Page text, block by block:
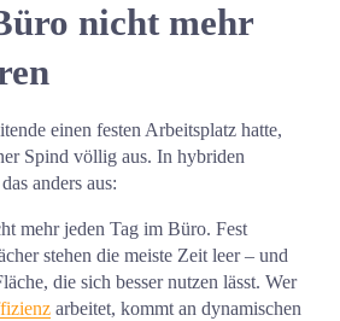
nicht mehr
einen festen Arbeitsplatz hatte,
Spind völlig aus. In hybriden
anders aus:
mehr jeden Tag im Büro. Fest
stehen die meiste Zeit leer – und
die sich besser nutzen lässt. Wer
arbeitet, kommt an dynamischen